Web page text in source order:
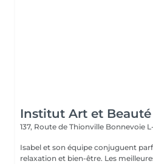
Institut Art et Beauté
137, Route de Thionville Bonnevoie L-
Isabel et son équipe conjuguent
relaxation et bien-être. Les meilleures marques esthétiques et